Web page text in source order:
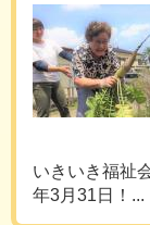
いきいき福祉
年3月31日！...